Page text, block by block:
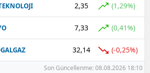
2,35 (1,29%)
7,33 (0,41%)
32,14 (-0,25%)
Son Güncellenme: 08.08.2026 18:10